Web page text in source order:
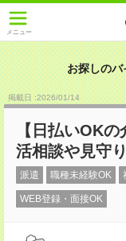
メニュー
お探しのバ
掲載日 :2026/01/14
【日払いOK
活相談や見守り
派遣 職種未経験OK
WEB登録・面接OK